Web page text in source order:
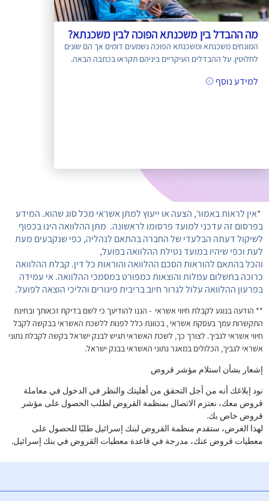
מה ההבדל בין משכנתא הפוכה לבין משכנתא?
המונחים משכנתא ומשכנתא הפוכה נשמעים דומים אך הם שונים
לחלוטין. על ההבדלים העיקריים ביניהם תקראו בכתבה הבאה.
למידע נוסף
*אין לראות באמור, הצעה או ייעוץ למתן אשראי מכל סוג שהוא. המידע
בפרסום זה עדכני למועד פרסומו לראשונה. מתן ההלוואה הינו בכפוף
לשיקול דעתה הבלעדי של החברה בהתאם לנהליה, כפי שנקבעים מעת
לעת וכפי שיהיו במועד נטילת ההלוואה בפועל,
והכל בהתאם להוראות הסכם ההלוואה והוראות כל דין. קבלת ההלוואה
כרוכה בתשלום עמלות והוצאות כמפורט במסמכי ההלוואה. אי עמידה
בפרעון ההלוואה עלול לגרור חיוב בריבית פיגורים והליכי הוצאה לפועל.
** הודעה בנוגע לקבלת חיווי אשראי - הננו להודיעך כי לשם בדיקת זכאותך ובחינת
התקשרות עמך בעסקת אשראי , בכוונת כלל לפנות ללשכת האשראי בבקשה לקבל
חיווי אשראי לגביך. לצורך כך, לשכת האשראי תגיש לבנק ישראל בקשה לקבלת נתוני
אשראי לגביך, הכלולים במאגר נתוני האשראי בבנק ישראל.
إشعار بشأن استلام مؤشر قروض
نود إبلاغك أنه من أجل التحقق من أهليتك والنظر في الدخول في معاملة
قروض معك، نعتزم الاتصال بمنظمة القروض لطلب الحصول على مؤشر
قروض خاص بك.
لهذا الغرض، ستقدم منظمة القروض لبنك إسرائيل طلبًا للحصول على
معطيات قروض عنك، مدرجة في قاعدة معطيات القروض في بنك إسرائيل.